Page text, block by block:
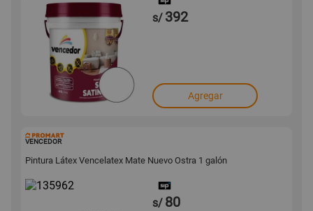
s/ 392
Agregar
VENCEDOR
Pintura Látex Vencelatex Mate Nuevo Ostra 1 galón
s/ 80